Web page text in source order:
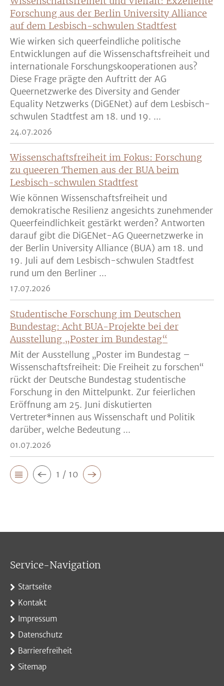
Forschung aus der Berlin University Alliance
auf dem Lesbisch-schwulen Stadtfest
Wie wirken sich queerfeindliche politische
Entwicklungen auf die Wissenschaftsfreiheit und
internationale Forschungskooperationen aus?
Diese Frage prägte den Auftritt der AG
Queernetzwerke des Diversity and Gender
Equality Netzwerks (DiGENet) auf dem Lesbisch-
schwulen Stadtfest am 18. und 19. ...
24.07.2026
Wissenschaftsfreiheit im Fokus: Forschung
zu queeren Themen aus der BUA beim
Lesbisch-schwulen Stadtfest
Wie können Wissenschaftsfreiheit und
demokratische Resilienz angesichts zunehmender
Queerfeindlichkeit gestärkt werden? Antworten
darauf gibt die DiGENet-AG Queernetzwerke in
der Berlin University Alliance (BUA) am 18. und
19. Juli auf dem Lesbisch-schwulen Stadtfest
rund um den Berliner ...
17.07.2026
Studentische Forschung im Deutschen
Bundestag: Acht BUA-Projekte bei der
Ausstellung „Poster im Bundestag“
Mit der Ausstellung „Poster im Bundestag –
Wissenschaftsfreiheit: Die Freiheit zu forschen“
rückt der Deutsche Bundestag studentische
Forschung in den Mittelpunkt. Zur feierlichen
Eröffnung am 25. Juni diskutierten
Vertreter*innen aus Wissenschaft und Politik
darüber, welche Bedeutung ...
01.07.2026
1 / 10
Service-Navigation
Startseite
Kontakt
Impressum
Datenschutz
Barrierefreiheit
Sitemap